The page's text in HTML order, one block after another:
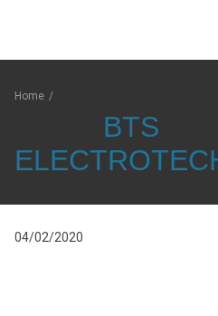
Home /
BTS
04/02/2020